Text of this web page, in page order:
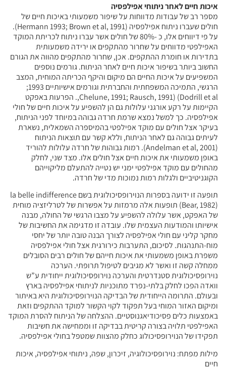
איכות חיים לאחר ניתוחי אפילפסיה
מספר רב של עבודות מדווחות על שיפור משמעותי באיכות חיים של
חולים שעברו ניתוח אפילפסיה (Hermann 1993; Brown et al, 1991).
על פי דיווחים אלו, כ -80% של חולים אשר עברו ניתוח לכריתת המוקד
האפילפטי מדווחים על שחרור מהתקפים או ירידה משמעותית
בתדירות או חומרת ההתקפים. אכן, שחרור מהתקפים מהווה את הגורם
החשוב ביותר בשיפור איכות חיים לאחר הניתוח. גורמים נוספים
המשפיעים על איכות החיים הם מיקום והיקף הכריתה המוחית, המצב
הרגשי, התמיכה המשפחתית והחברתית וגורמים אישיותיים 1993;
Chelune, 1991; Rausch, 1991) (Dodrill et al,. הפרעות באפקט
הקיימות על רקע אורגני עלולות גם הן להשפיע על איכות חיים של חולי
אפילפסיה. כך למשל נמצא שרמת חרדה גבוהה במיוחד לפני הניתוח,
בעיקר אצל חולים עם מוקד אפילפטי בהמיספרה השמאלית, נשארת
לעיתים גבוהה גם לאחר הניתוח, וללא קשר עם תוצאות הניתוח
(Andelman et al, 2001). רמות גבוהות של חרדה עלולות להוריד
באופן משמעותי את איכות חיים אצל חולים אלו. מצד שני, לחלק
מהחולים עם מוקד אפילפטי ימני יש נטייה להתעלם מליקוייהם
הקוגניטיביים ולגלות רמות נמוכות מדי של חרדה.
תופעה זו ידועה בספרות הנוירופסיכולוגית בשם la belle indifference
(Bear, 1982) תופעות אלה מרמזות על אפשרות של לטרליזציה מוחית
של האפקט, אשר עלולה להשפיע על מצבו הרגשי של החולה, מבנה
אישיותו והמודעות העצמית שלו. עובדה זו מדגימה את החשיבות של
מחקר קליני עם חולי אפילפסיה לצורך הבנה טובה יותר של יחסי
מוח-התנהגות. לסיכום, התערבות כירורגית אצל חולי אפילפסיה
משפרת באופן משמעותי את איכות חייהם של חולים רבים הסובלים
ממחלה קשה זו ואשר לא מגיבים לטיפול תרופתי. הערכה
נוירופסיכולוגית סטנדרטית והערכה נוירופסיכולוגית ייחודית ע”ש
וואדה הפכו לחלק בלתי-נפרד מתוכניות לניתוחי אפילפסיה בארץ
ובעולם. התרומה הייחודית של הבדיקה הנוירופסיכולוגית היא באיתור
ומיקום האזור המוחי בעל תפקוד לקוי הקשור למוקד ההתקפים וזאת
באמצעות כלים פסיכודיאגנוסטיים. ההצלחה של הניתוח להסרת המוקד
האפילפטי תלויה בצורה קריטית בבדיקה זו וממחישה את חשיבות
תפקידו של הנוירופסיכולוג כחלק מהצוות שמטפל בחולי אפילפסיה.
מילות מפתח: נוירופסיכולוגיה, זיכרון, שפה, ניתוחי אפילפסיה, איכות
חיים